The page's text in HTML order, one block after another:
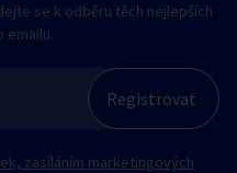
se k odběru těch nejlepších
emailu.
zasíláním marketingových